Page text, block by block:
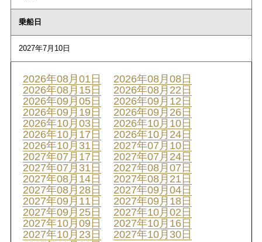
乗船日
2027年7月10日
2026年08月01日
2026年08月08日
2026年08月15日
2026年08月22日
2026年09月05日
2026年09月12日
2026年09月19日
2026年09月26日
2026年10月03日
2026年10月10日
2026年10月17日
2026年10月24日
2026年10月31日
2027年07月10日
2027年07月17日
2027年07月24日
2027年07月31日
2027年08月07日
2027年08月14日
2027年08月21日
2027年08月28日
2027年09月04日
2027年09月11日
2027年09月18日
2027年09月25日
2027年10月02日
2027年10月09日
2027年10月16日
2027年10月23日
2027年10月30日